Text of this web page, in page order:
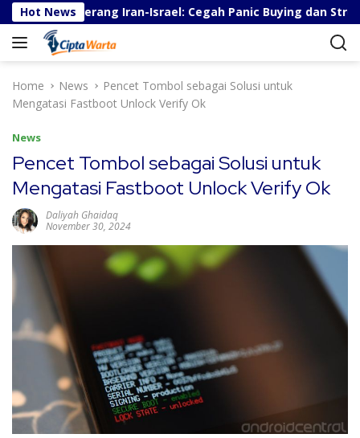
k
Hot News
Berita Perang Iran-Israel: Cegah Panic Buying dan Stres
Home News
Pencet Tombol sebagai Solusi untuk
Mengatasi Fastboot Unlock Verify Ok
News
Pencet Tombol sebagai Solusi untuk
Mengatasi Fastboot Unlock Verify Ok
Daliyah Ghaidaq
November 30, 2024